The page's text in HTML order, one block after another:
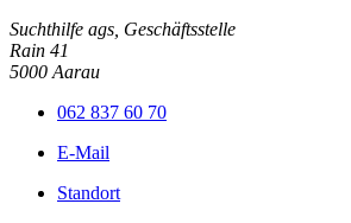
Suchthilfe ags, Geschäftsstelle
Rain 41
5000 Aarau
062 837 60 70
E-Mail
Standort